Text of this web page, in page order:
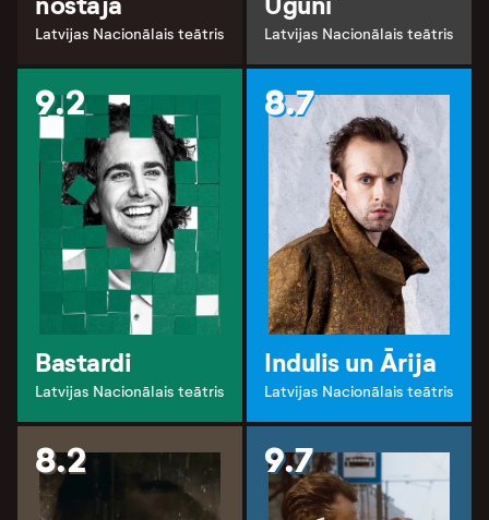
Latvijas Nacionālais teātris Latvijas Nacionālais teātris
9.2
Bastardi
Latvijas Nacionālais teātris
8.7
Indulis un Ārija
Latvijas Nacionālais teātris
8.2 9.7